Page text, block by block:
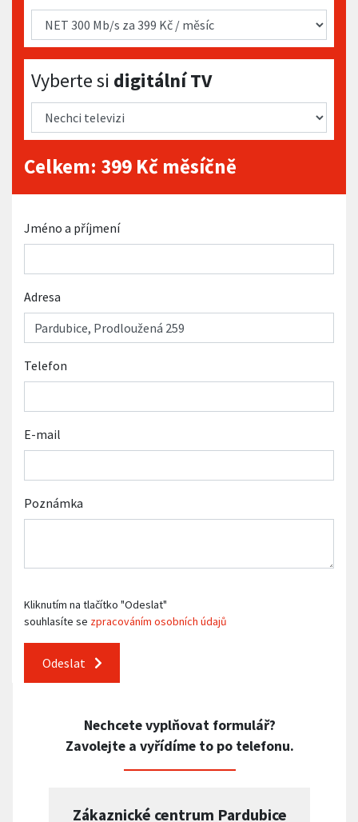
Vyberte si digitální TV
Vyberte si digitální TV
Celkem: 399 Kč měsíčně
Jméno a příjmení
Adresa
Telefon
E-mail
Poznámka
Kliknutím na tlačítko "Odeslat"
souhlasíte se zpracováním osobních údajů
Odeslat
Nechcete vyplňovat formulář?
Zavolejte a vyřídíme to po telefonu.
Zákaznické centrum Pardubice